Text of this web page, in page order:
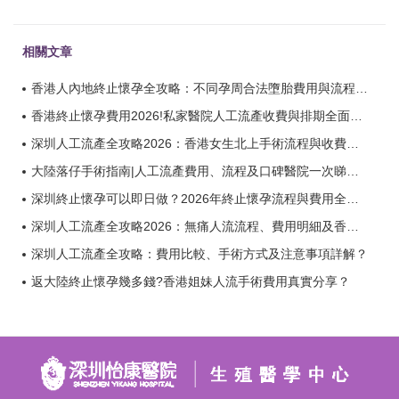
相關文章
香港人內地終止懷孕全攻略：不同孕周合法墮胎費用與流程明細？
香港終止懷孕費用2026!私家醫院人工流產收費與排期全面了解？
深圳人工流產全攻略2026：香港女生北上手術流程與收費一文睇清？
大陸落仔手術指南|人工流產費用、流程及口碑醫院一次睇清？
深圳終止懷孕可以即日做？2026年終止懷孕流程與費用全攻略？
深圳人工流產全攻略2026：無痛人流流程、費用明細及香港人常見問題解答？
深圳人工流產全攻略：費用比較、手術方式及注意事項詳解？
返大陸終止懷孕幾多錢?香港姐妹人流手術費用真實分享？